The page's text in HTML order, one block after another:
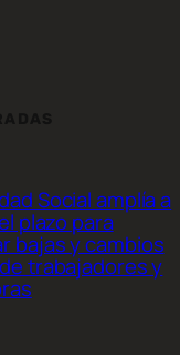
Social amplía a
plazo para
bajas y cambios
trabajadores y